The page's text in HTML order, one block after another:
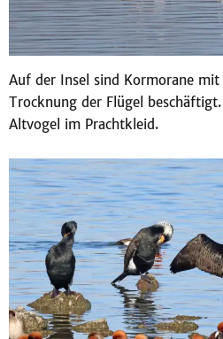
Auf der Insel sind Kormorane
Trocknung der Flügel
Altvogel im Prachtkleid.